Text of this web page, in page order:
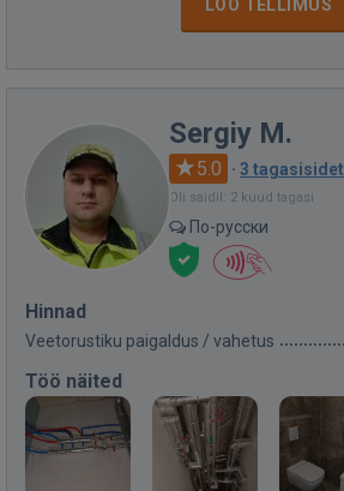
LOO TELLIMUS
Sergiy M.
5.0 · 3 tagasisidet
Oli saidil: 2 kuud tagasi
По-русски
Hinnad
Veetorustiku paigaldus / vahetus
Töö näited